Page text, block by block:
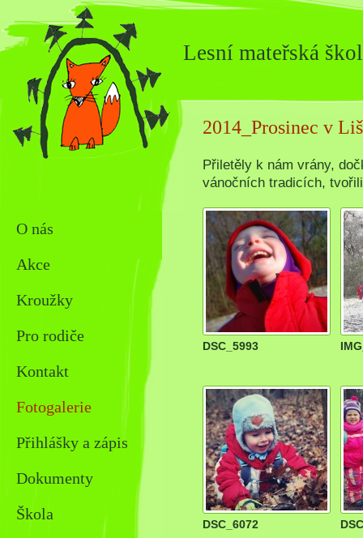
2014_Prosinec v
Přiletěly k nám vrány,
vánočních tradicích,
DSC_5993
DSC_6072
Lesní mateřská
O nás
Akce
Kroužky
Pro rodiče
Kontakt
Fotogalerie
Přihlášky a zápis
Dokumenty
Škola